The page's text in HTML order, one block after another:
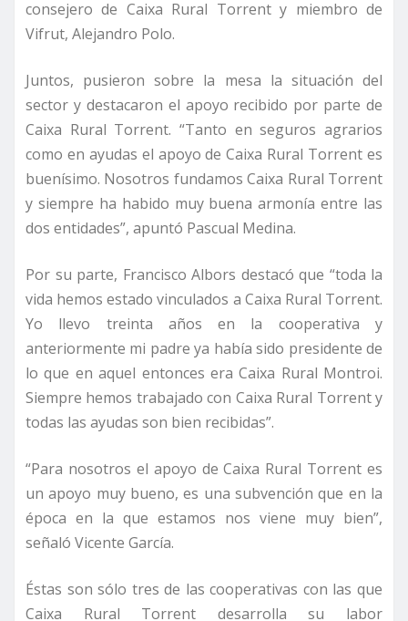
consejero de Caixa Rural Torrent y miembro de
Vifrut, Alejandro Polo.
Juntos, pusieron sobre la mesa la situación del
sector y destacaron el apoyo recibido por parte de
Caixa Rural Torrent. “Tanto en seguros agrarios
como en ayudas el apoyo de Caixa Rural Torrent es
buenísimo. Nosotros fundamos Caixa Rural Torrent
y siempre ha habido muy buena armonía entre las
dos entidades”, apuntó Pascual Medina.
Por su parte, Francisco Albors destacó que “toda la
vida hemos estado vinculados a Caixa Rural Torrent.
Yo llevo treinta años en la cooperativa y
anteriormente mi padre ya había sido presidente de
lo que en aquel entonces era Caixa Rural Montroi.
Siempre hemos trabajado con Caixa Rural Torrent y
todas las ayudas son bien recibidas”.
“Para nosotros el apoyo de Caixa Rural Torrent es
un apoyo muy bueno, es una subvención que en la
época en la que estamos nos viene muy bien”,
señaló Vicente García.
Éstas son sólo tres de las cooperativas con las que
Caixa Rural Torrent desarrolla su labor